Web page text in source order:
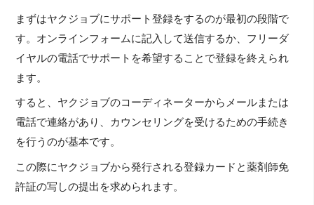
まずはヤクジョブにサポート登録をするのが最初の段階で
す。オンラインフォームに記入して送信するか、フリーダ
イヤルの電話でサポートを希望することで登録を終えられ
ます。
すると、ヤクジョブのコーディネーターからメールまたは
電話で連絡があり、カウンセリングを受けるための手続き
を行うのが基本です。
この際にヤクジョブから発行される登録カードと薬剤師免
許証の写しの提出を求められます。